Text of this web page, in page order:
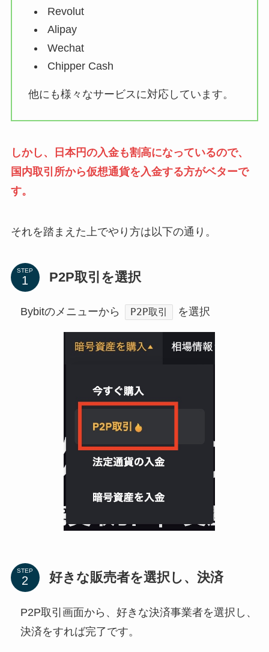
Revolut
Alipay
Wechat
Chipper Cash
他にも様々なサービスに対応しています。
しかし、日本円の入金も割高になっているので、
国内取引所から仮想通貨を入金する方がベターで
す。
それを踏まえた上でやり方は以下の通り。
STEP P2P取引を選択
Bybitのメニューから P2P取引 を選択
STEP 好きな販売者を選択し、決済
P2P取引画面から、好きな決済事業者を選択し、
決済をすれば完了です。